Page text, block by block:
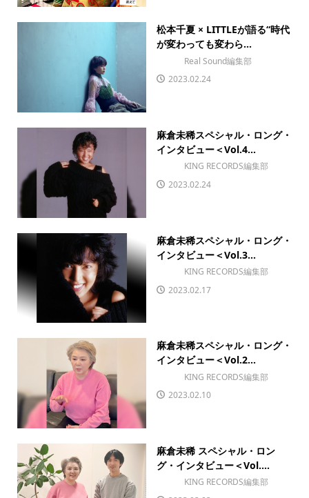
松本千夏 × LITTLEが語る“時代
が変わっても変わら...
Real Sound編集部
2023.02.24
麻倉未稀スペシャル・ロング・
インタビュー＜Vol.4...
KING RECORDS編集部
2023.02.24
麻倉未稀スペシャル・ロング・
インタビュー＜Vol.3...
KING RECORDS編集部
2023.02.17
麻倉未稀スペシャル・ロング・
インタビュー＜Vol.2...
KING RECORDS編集部
2023.02.10
麻倉未稀 スペシャル・ロン
グ・インタビュー＜Vol....
KING RECORDS編集部